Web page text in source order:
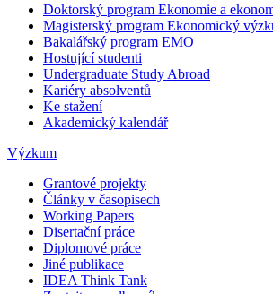
Doktorský program Ekonomie a
Magisterský program Ekonomický
Bakalářský program EMO
Hostující studenti
Undergraduate Study Abroad
Kariéry absolventů
Ke stažení
Akademický kalendář
Výzkum
Grantové projekty
Články v časopisech
Working Papers
Disertační práce
Diplomové práce
Jiné publikace
IDEA Think Tank